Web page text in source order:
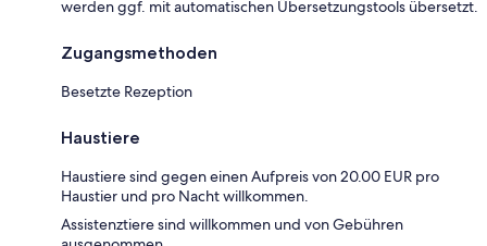
werden ggf. mit automatischen Übersetzungstools übersetzt.
Zugangsmethoden
Besetzte Rezeption
Haustiere
Haustiere sind gegen einen Aufpreis von 20.00 EUR pro
Haustier und pro Nacht willkommen.
Assistenztiere sind willkommen und von Gebühren